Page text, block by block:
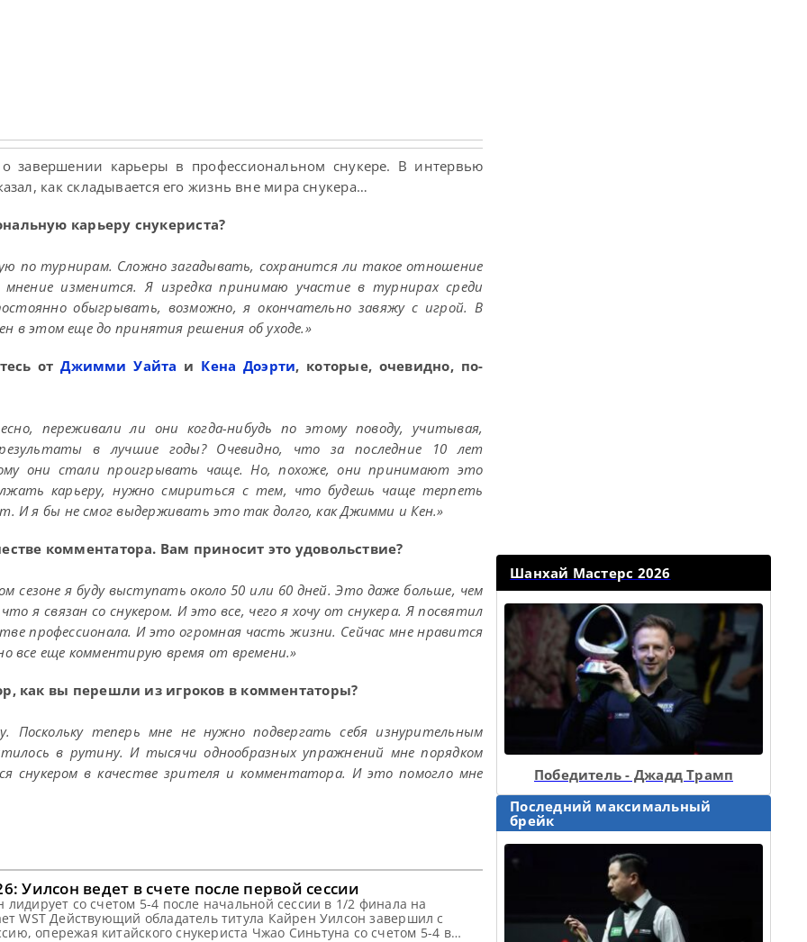
завершении карьеры в профессиональном снукере. В интервью
как складывается его жизнь вне мира снукера…
карьеру снукериста?
по турнирам. Сложно загадывать, сохранится ли такое отношение
изменится. Я изредка принимаю участие в турнирах среди
обыгрывать, возможно, я окончательно завяжу с игрой. В
в этом еще до принятия решения об уходе.»
отДжимми Уайта и Кена Доэрти, которые, очевидно, по-
переживали ли они когда-нибудь по этому поводу, учитывая,
в лучшие годы? Очевидно, что за последние 10 лет
они стали проигрывать чаще. Но, похоже, они принимают это
карьеру, нужно смириться с тем, что будешь чаще терпеть
И я бы не смог выдерживать это так долго, как Джимми и Кен.»
комментатора. Вам приносит это удовольствие?
сезоне я буду выступать около 50 или 60 дней. Это даже больше, чем
я связан со снукером. И это все, чего я хочу от снукера. Я посвятил
профессионала. И это огромная часть жизни. Сейчас мне нравится
все еще комментирую время от времени.»
как вы перешли из игроков в комментаторы?
теперь мне не нужно подвергать себя изнурительным
в рутину. И тысячи однообразных упражнений мне порядком
снукером в качестве зрителя и комментатора. И это помогло мне
Уилсон ведет в счете после первой сессии
со счетом 5-4 после начальной сессии в 1/2 финала на
WST Действующий обладатель титула Кайрен Уилсон завершил с
опережая китайского снукериста Чжао Синьтуна со счетом 5-4 в
Шанхай Мастерс 2026
Победитель - Джадд Трамп
Последний максимальный
брейк